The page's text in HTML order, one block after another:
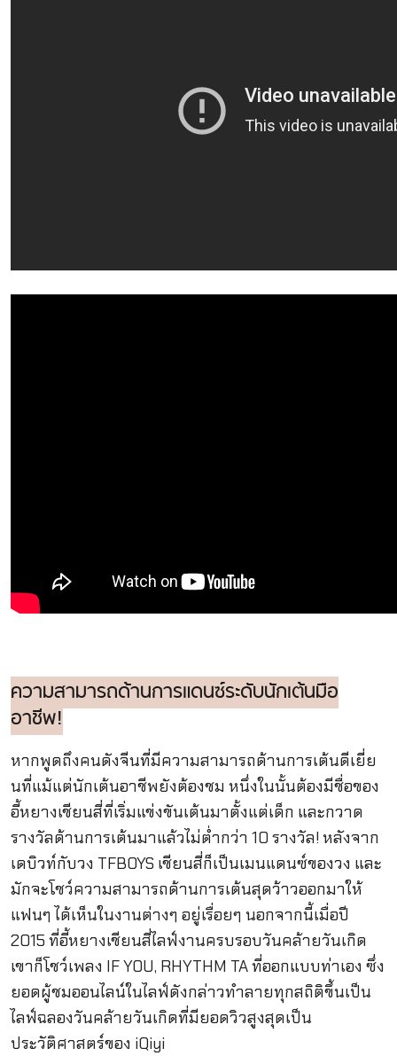
ความสามารถด้านการแดนซ์ระดับนักเต้นมือ
อาชีพ!
หากพูดถึงคนดังจีนที่มีความสามารถด้านการเต้นดีเยี่ย
นที่แม้แต่นักเต้นอาชีพยังต้องชม หนึ่งในนั้นต้องมีชื่อของ
อี้หยางเชียนสี่ที่เริ่มแข่งขันเต้นมาตั้งแต่เด็ก และกวาด
รางวัลด้านการเต้นมาแล้วไม่ต่ำกว่า 10 รางวัล! หลังจาก
เดบิวท์กับวง TFBOYS เชียนสี่ก็เป็นเมนแดนซ์ของวง และ
มักจะโชว์ความสามารถด้านการเต้นสุดว้าวออกมาให้
แฟนๆ ได้เห็นในงานต่างๆ อยู่เรื่อยๆ นอกจากนี้เมื่อปี
2015 ที่อี้หยางเชียนสี่ไลฟ์งานครบรอบวันคล้ายวันเกิด
เขาก็โชว์เพลง IF YOU, RHYTHM TA ที่ออกแบบท่าเอง ซึ่ง
ยอดผู้ชมออนไลน์ในไลฟ์ดังกล่าวทำลายทุกสถิติขึ้นเป็น
ไลฟ์ฉลองวันคล้ายวันเกิดที่มียอดวิวสูงสุดเป็น
ประวัติศาสตร์ของ iQiyi